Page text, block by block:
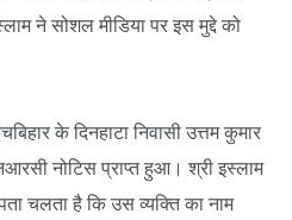
ने सोशल मीडिया पर इस मुद्दे को
के दिनहाटा निवासी उत्तम कुमार
नोटिस प्राप्त हुआ। श्री इस्लाम
चलता है कि उस व्यक्ति का नाम